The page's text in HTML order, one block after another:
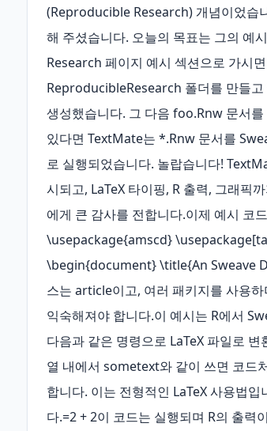
(Reproducible Research) 개념이었습
해 주셨습니다. 오늘의 목표는 그의 예
Research 페이지 예시 섹션으로 가시
ReproducibleResearch 폴더를 만들
생성했습니다. 그 다음 foo.Rnw 문서
있다면 TextMate는 *.Rnw 문서를
로 실행되었습니다. 놀랍습니다!
시되고, LaTeX 타이핑, R 출력, 그래픽
에게 큰 감사를 전합니다.이제 예시
\usepackage{amscd}
\begin{document} \title{An Sweave
스는 article이고, 여러 패키지를 사용
익숙해져야 합니다.이 예시는 R에서
다음과 같은 명령으로 LaTeX 파일로
열 내에서 sometext와 같이 쓰면 코
합니다. 이는 전형적인 LaTeX 사용법
다.=2 + 2이 코드는 실행되며 R의 출력